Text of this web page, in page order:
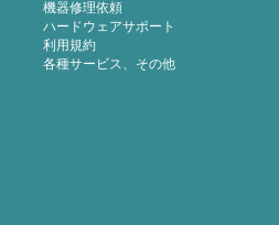
機器修理依頼
ハードウェアサポート
利用規約
各種サービス、その他